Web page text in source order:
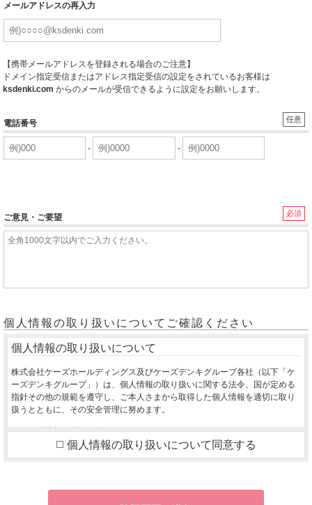
メールアドレスの再入力
【携帯メールアドレスを登録される場合のご注意】
ドメイン指定受信またはアドレス指定受信の設定をされているお客様は
ksdenki.com からのメールが受信できるように設定をお願いします。
任意
電話番号
- -
必須
ご意見・ご要望
個人情報の取り扱いについてご確認ください
個人情報の取り扱いについて
株式会社ケーズホールディングス及びケーズデンキグループ各社（以下「ケ
ーズデンキグループ」）は、個人情報の取り扱いに関する法令、国が定める
指針その他の規範を遵守し、ご本人さまから取得した個人情報を適切に取り
扱うとともに、その安全管理に努めます。
１．個人情報の利用目的
ご本人さまから同意をいただいた利用目的の達成に必要な範囲を超えて、取
得した個人情報を利用いたしません。
お取り寄せ商品が入荷した際、お客様にご連絡させていただくため
個人情報の取り扱いについて同意する